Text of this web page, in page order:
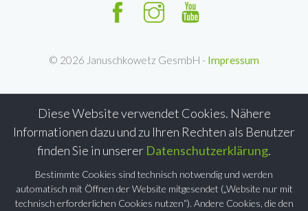
Diese Website verwendet Cookies. Nähere
Informationen dazu und zu Ihren Rechten als Benutzer
finden Sie in unserer Datenschutzerklärung.
Bestimmte Cookies sind technisch notwendig und werden
automatisch mit Öffnen der Website mitgesendet („Website nur mit
technisch erforderlichen Cookies nutzen“). Andere Cookies, die den
© 2026 Januschkowetz GesmbH - Impressum